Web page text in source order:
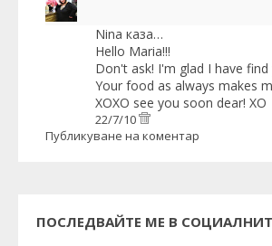
Nina каза…
Hello Maria!!!
Don't ask! I'm glad I have find
Your food as always makes
XOXO see you soon dear! XO
22/7/10
Публикуване на коментар
ПОСЛЕДВАЙТЕ МЕ В